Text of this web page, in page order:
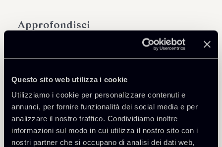
Questo sito web utilizza i cookie
Utilizziamo i cookie per personalizzare contenuti e
annunci, per fornire funzionalità dei social media e per
analizzare il nostro traffico. Condividiamo inoltre
informazioni sul modo in cui utilizza il nostro sito con i
nostri partner che si occupano di analisi dei dati web,
Approfondisci
Torna agli Insights